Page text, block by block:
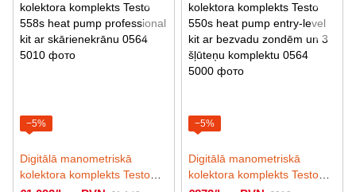
−5%
Digitālā manometriskā
kolektora komplekts Testo
−5%
Digitālā manometriskā
kolektora komplekts Testo